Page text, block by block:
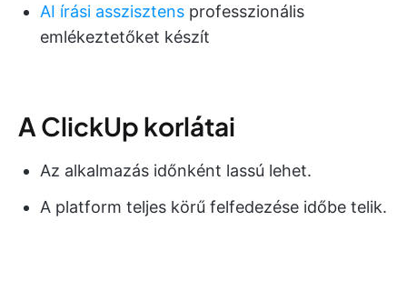
AI írási asszisztens professzionális
emlékeztetőket készít
A ClickUp korlátai
Az alkalmazás időnként lassú lehet.
A platform teljes körű felfedezése időbe telik.